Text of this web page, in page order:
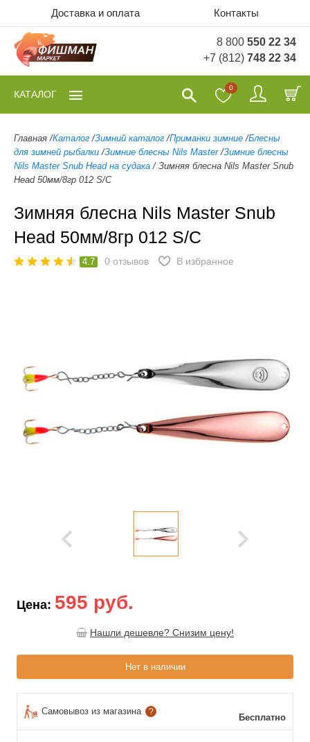
Доставка и оплата Контакты
8 800 550 22 34
+7 (812) 748 22 34
0
КАТАЛОГ
Главная /Каталог /Зимний каталог /Приманки зимние /Блесны
для зимней рыбалки /Зимние блесны Nils Master /Зимние блесны
Nils Master Snub Head на судака / Зимняя блесна Nils Master Snub
Head 50мм/8гр 012 S/C
Зимняя блесна Nils Master Snub
Head 50мм/8гр 012 S/C
4.7 0 отзывов В избранное
Цена: 595 руб.
Нашли дешевле? Снизим цену!
Нет в наличии
Самовывоз из магазина ?
Бесплатно